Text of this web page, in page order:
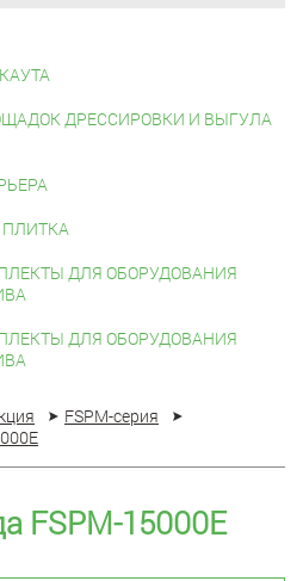
ДРЕССИРОВКИ И ВЫГУЛА
ПЛИТКА
ДЛЯ ОБОРУДОВАНИЯ
ДЛЯ ОБОРУДОВАНИЯ
FSPM-серия
FSPM-15000E